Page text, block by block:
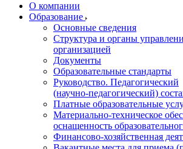
О компании
Образование
Основные сведения
Структура и органы
организацией
Документы
Образовательные стандарты
Руководство. Педагогический
(научно‑педагогический)
Платные образовательные
Материально-техническое
оснащенность
Финансово-хозяйственная